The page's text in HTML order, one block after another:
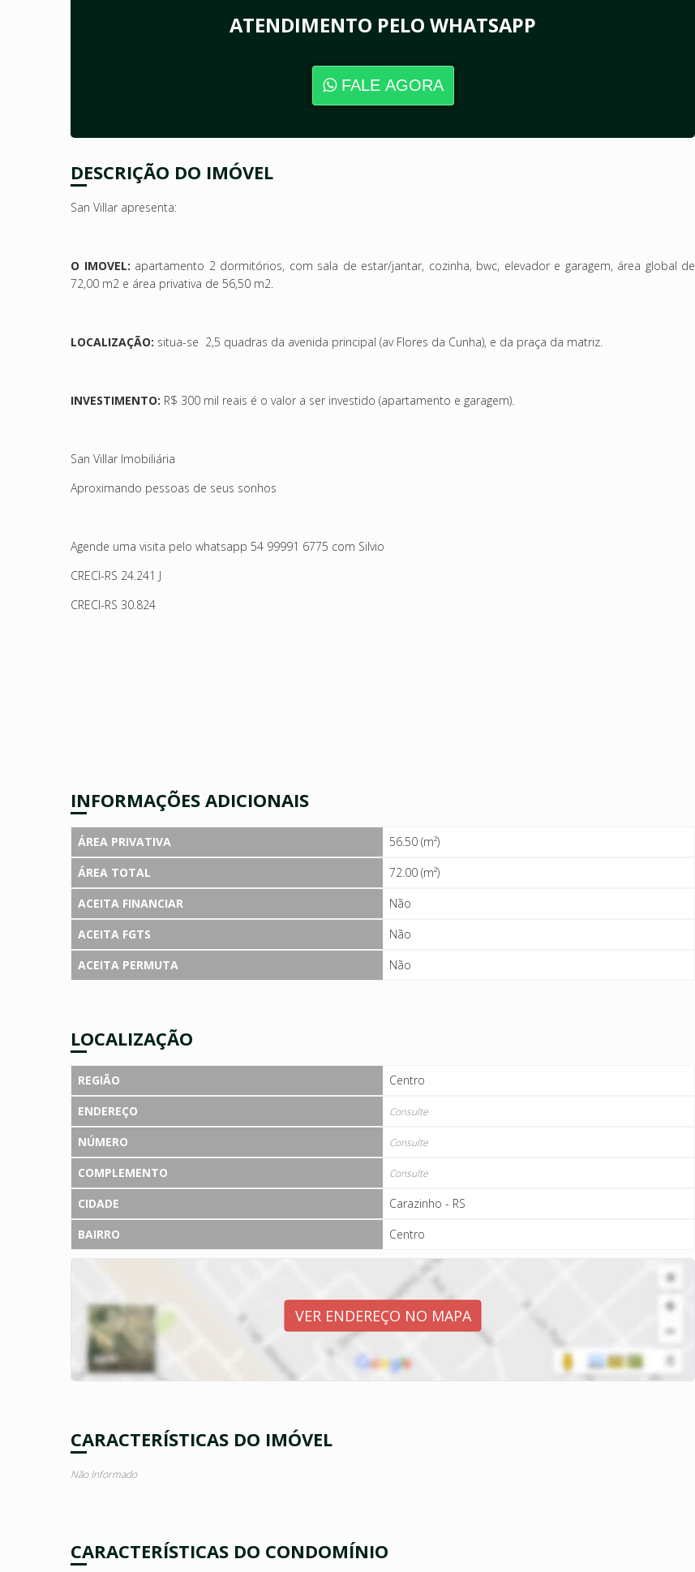
ATENDIMENTO PELO WHATSAPP
FALE AGORA
DESCRIÇÃO DO IMÓVEL
San Villar apresenta:
O IMOVEL: apartamento 2 dormitórios, com sala de estar/jantar, cozinha, bwc, elevador e garagem, área global de
72,00 m2 e área privativa de 56,50 m2.
LOCALIZAÇÃO: situa-se 2,5 quadras da avenida principal (av Flores da Cunha), e da praça da matriz.
INVESTIMENTO: R$ 300 mil reais é o valor a ser investido (apartamento e garagem).
San Villar Imobiliária
Aproximando pessoas de seus sonhos
Agende uma visita pelo whatsapp 54 99991 6775 com Silvio
CRECI-RS 24.241 J
CRECI-RS 30.824
INFORMAÇÕES ADICIONAIS
ÁREA PRIVATIVA
56.50 (m²)
ÁREA TOTAL
72.00 (m²)
ACEITA FINANCIAR
Não
ACEITA FGTS
Não
ACEITA PERMUTA
Não
LOCALIZAÇÃO
REGIÃO
Centro
ENDEREÇO
Consulte
NÚMERO Consulte
COMPLEMENTO Consulte
CIDADE
Carazinho - RS
BAIRRO
Centro
VER ENDEREÇO NO MAPA
CARACTERÍSTICAS DO IMÓVEL
Não Informado
CARACTERÍSTICAS DO CONDOMÍNIO